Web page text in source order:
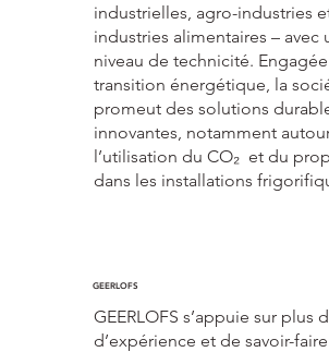
industrielles, agro-industries
industries alimentaires – avec
niveau de technicité.
transition énergétique, la
promeut des solutions
innovantes, notamment
l’utilisation du CO₂ et du
dans les installations
GEERLOFS
GEERLOFS s’appuie sur plus
d’expérience et de savoir-faire